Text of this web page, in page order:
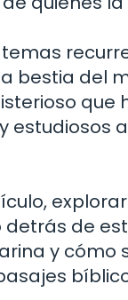
temas
bestia del
que
estudiosos
detrás de
y cómo